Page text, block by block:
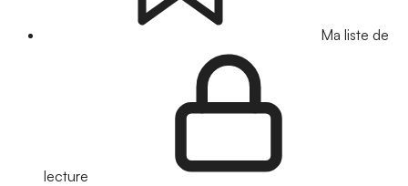
Ma liste de
lecture